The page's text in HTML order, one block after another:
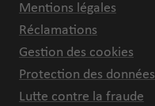
Mentions légales
Réclamations
Gestion des cookies
Protection des données
Lutte contre la fraude